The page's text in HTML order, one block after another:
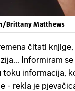
Brittany Matthews
čitati knjige,
Informiram se
toku informacija,
- rekla je